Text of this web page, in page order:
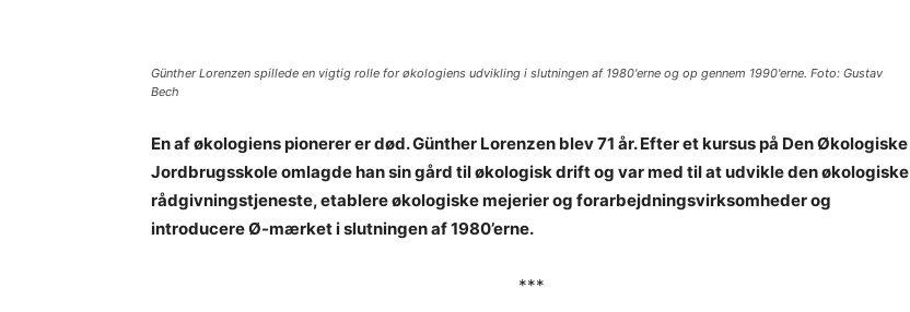
Günther Lorenzen spillede en vigtig rolle for økologiens udvikling i slutningen af 1980'erne og op gennem 1990'erne. Foto: Gustav
Bech
En af økologiens pionerer er død. Günther Lorenzen blev 71 år. Efter et kursus på Den Økologiske
Jordbrugsskole omlagde han sin gård til økologisk drift og var med til at udvikle den økologiske
rådgivningstjeneste, etablere økologiske mejerier og forarbejdningsvirksomheder og
introducere Ø-mærket i slutningen af 1980’erne.
***